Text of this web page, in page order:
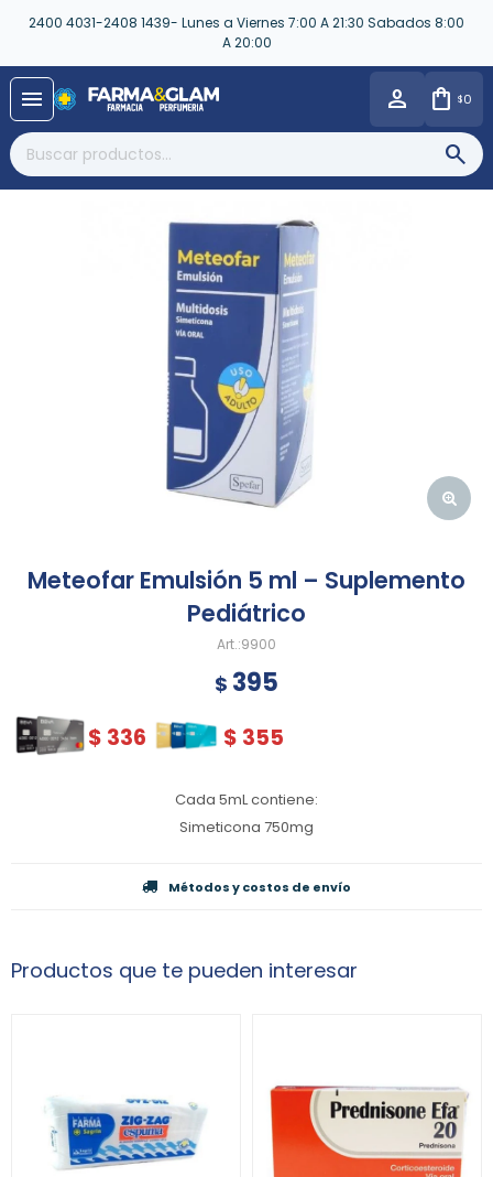
2400 4031-2408 1439- Lunes a Viernes 7:00 A 21:30 Sabados 8:00
A 20:00
menu $0
Meteofar Emulsión 5 ml – Suplemento
Pediátrico
9900
$ 395
$ 336 $ 355
Cada 5mL contiene:
Simeticona 750mg
Métodos y costos de envío
Productos que te pueden interesar